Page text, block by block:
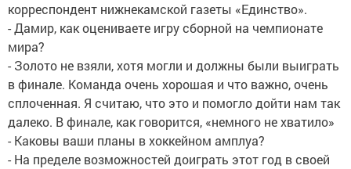
корреспондент нижнекамской газеты «Единство».
- Дамир, как оцениваете игру сборной на чемпионате
мира?
- Золото не взяли, хотя могли и должны были выиграть
в финале. Команда очень хорошая и что важно, очень
сплоченная. Я считаю, что это и помогло дойти нам так
далеко. В финале, как говорится, «немного не хватило»
- Каковы ваши планы в хоккейном амплуа?
- На пределе возможностей доиграть этот год в своей